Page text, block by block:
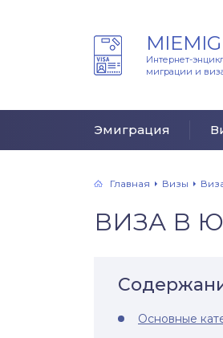
Интернет-
миграции и
Эмиграция
Главная Визы
ВИЗА В
Основные